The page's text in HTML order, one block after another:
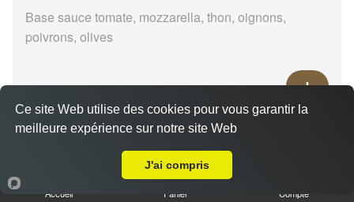
Base sauce tomate, mozzarella, thon, oignons,
poivrons, olives
Pizza napolitaine méga
Accueil Panier Compte
Ce site Web utilise des cookies pour vous garantir la
meilleure expérience sur notre site Web
J'ai compris